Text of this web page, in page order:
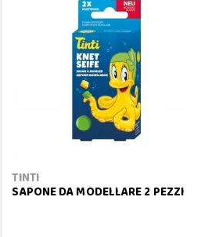
TINTI
SAPONE DA MODELLARE 2 PEZZI